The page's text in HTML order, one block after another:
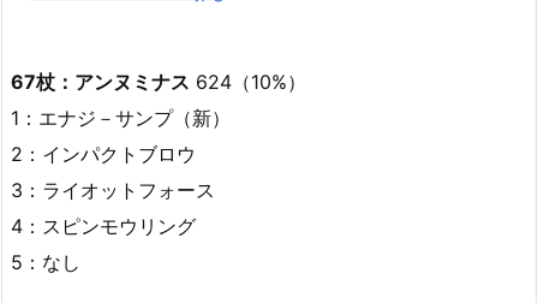
67杖：アンヌミナス 624（10%）
1：エナジ－サンプ（新）
2：インパクトブロウ
3：ライオットフォース
4：スピンモウリング
5：なし